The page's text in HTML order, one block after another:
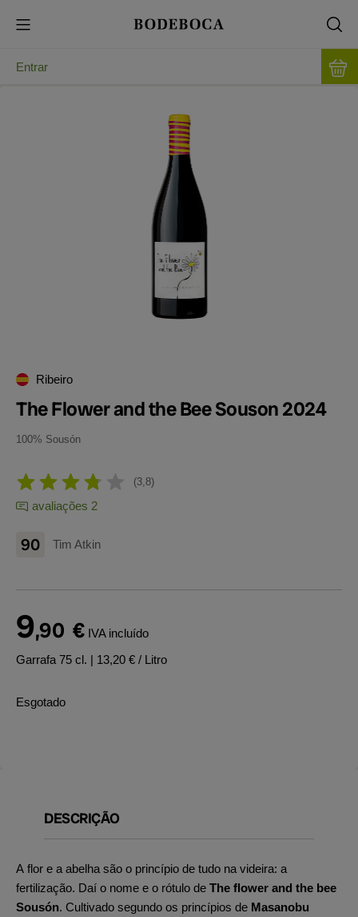
Entrar
Ribeiro
The Flower and the Bee Souson 2024
100% Sousón
3,8
avaliações 2
90 Tim Atkin
9,90 € IVA incluído
Garrafa 75 cl. | 13,20 € / Litro
Esgotado
DESCRIÇÃO
A flor e a abelha são o princípio de tudo na videira: a
fertilização. Daí o nome e o rótulo de The flower and the bee
Sousón. Cultivado segundo os princípios de Masanobu